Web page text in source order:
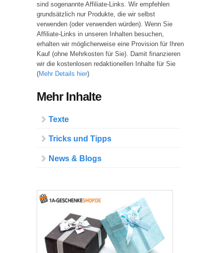
sind sogenannte Affiliate-Links. Wir empfehlen
grundsätzlich nur Produkte, die wir selbst
verwenden (oder verwenden würden). Wenn Sie
Affiliate-Links in unseren Inhalten besuchen,
erhalten wir möglicherweise eine Provision für Ihren
Kauf (ohne Mehrkosten für Sie). Damit finanzieren
wir die kostenlosen redaktionellen Inhalte für Sie
(Mehr Details hier)
Mehr Inhalte
Texte
Tricks und Tipps
News & Blogs